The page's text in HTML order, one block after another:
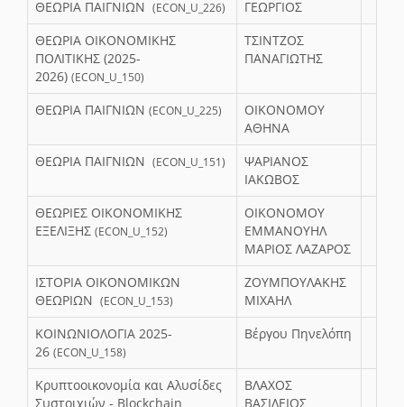
ΘΕΩΡΙΑ ΠΑΙΓΝΙΩΝ (ECON_U_226)
ΓΕΩΡΓΙΟΣ
ΘΕΩΡΙΑ ΟΙΚΟΝΟΜΙΚΗΣ
ΠΟΛΙΤΙΚΗΣ (2025-
2026) (ECON_U_150)
ΤΣΙΝΤΖΟΣ
ΠΑΝΑΓΙΩΤΗΣ
ΘΕΩΡΙΑ ΠΑΙΓΝΙΩΝ (ECON_U_225)
ΟΙΚΟΝΟΜΟΥ
ΑΘΗΝΑ
ΘΕΩΡΙΑ ΠΑΙΓΝΙΩΝ (ECON_U_151)
ΨΑΡΙΑΝΟΣ
ΙΑΚΩΒΟΣ
ΘΕΩΡΙΕΣ ΟΙΚΟΝΟΜΙΚΗΣ
ΕΞΕΛΙΞΗΣ (ECON_U_152)
ΟΙΚΟΝΟΜΟΥ
ΕΜΜΑΝΟΥΗΛ
ΜΑΡΙΟΣ ΛΑΖΑΡΟΣ
ΙΣΤΟΡΙΑ ΟΙΚΟΝΟΜΙΚΩΝ
ΘΕΩΡΙΩΝ (ECON_U_153)
ΖΟΥΜΠΟΥΛΑΚΗΣ
ΜΙΧΑΗΛ
ΚΟΙΝΩΝΙΟΛΟΓΙΑ 2025-
26 (ECON_U_158)
Βέργου Πηνελόπη
Κρυπτοοικονομία και Αλυσίδες
Συστοιχιών - Blockchain
ΒΛΑΧΟΣ
ΒΑΣΙΛΕΙΟΣ